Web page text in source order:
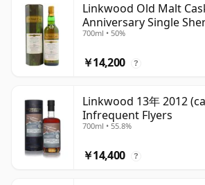
Linkwood Old Malt
Anniversary Single
年
700ml • 50%
￥14,200 ?
Linkwood 13年 2012
Infrequent Flyers
700ml • 55.8%
￥14,400 ?